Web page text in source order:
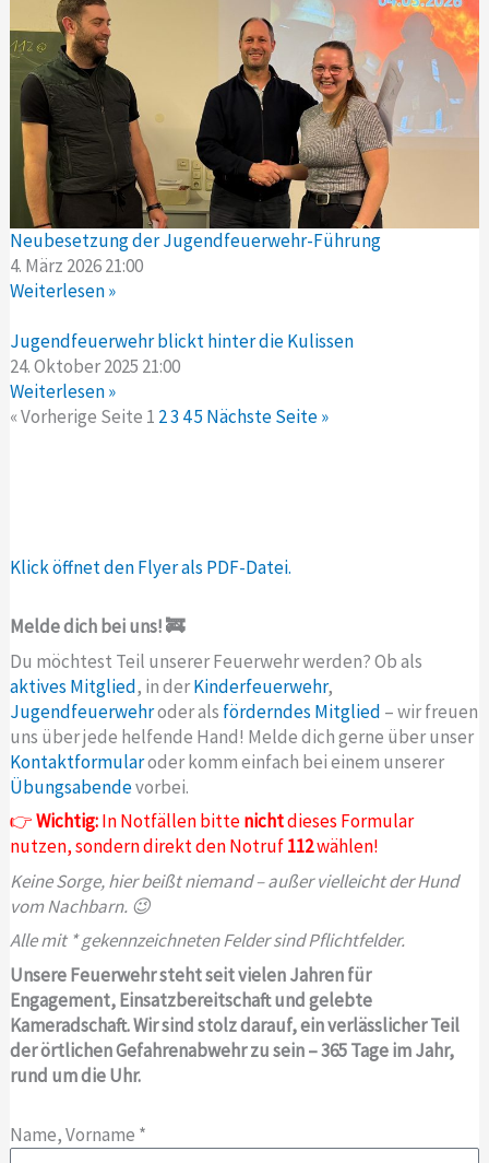
Neubesetzung der Jugendfeuerwehr-Führung
4. März 202621:00
Weiterlesen »
Jugendfeuerwehr blickt hinter die Kulissen
24. Oktober 2025 21:00
Weiterlesen »
« Vorherige Seite 1 23 45 Nächste Seite »
Klick öffnet den Flyer als PDF-Datei.
Melde dich bei uns! 🚒
Du möchtest Teil unserer Feuerwehr werden? Ob als
aktives Mitglied, in derKinderfeuerwehr,
Jugendfeuerwehroder als förderndes Mitglied – wir freuen
uns über jede helfende Hand! Melde dich gerne über unser
Kontaktformularoder komm einfach bei einem unserer
Übungsabendevorbei.
👉Wichtig:In Notfällen bittenichtdieses Formular
nutzen, sondern direkt den Notruf112wählen!
Keine Sorge, hier beißt niemand – außer vielleicht der Hund
vom Nachbarn. 😉
Alle mit * gekennzeichneten Felder sind Pflichtfelder.
Unsere Feuerwehr steht seit vielen Jahren für
Engagement, Einsatzbereitschaft und gelebte
Kameradschaft. Wir sind stolz darauf, ein verlässlicher Teil
der örtlichen Gefahrenabwehr zu sein – 365 Tage im Jahr,
rund um die Uhr.
Name, Vorname *